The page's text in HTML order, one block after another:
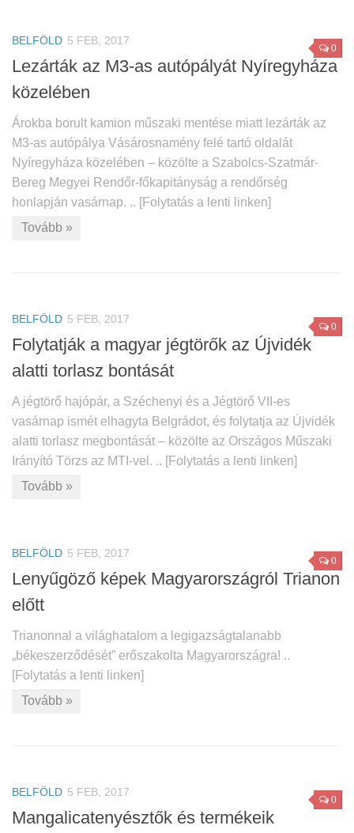
0
BELFÖLD 5 FEB, 2017
Lezárták az M3-as autópályát Nyíregyháza
közelében
Árokba borult kamion műszaki mentése miatt lezárták az
M3-as autópálya Vásárosnamény felé tartó oldalát
Nyíregyháza közelében – közölte a Szabolcs-Szatmár-
Bereg Megyei Rendőr-főkapitányság a rendőrség
honlapján vasárnap. .. [Folytatás a lenti linken]
Tovább »
0
BELFÖLD 5 FEB, 2017
Folytatják a magyar jégtörők az Újvidék
alatti torlasz bontását
A jégtörő hajópár, a Széchenyi és a Jégtörő VII-es
vasárnap ismét elhagyta Belgrádot, és folytatja az Újvidék
alatti torlasz megbontását – közölte az Országos Műszaki
Irányító Törzs az MTI-vel. .. [Folytatás a lenti linken]
Tovább »
0
BELFÖLD 5 FEB, 2017
Lenyűgöző képek Magyarországról Trianon
előtt
Trianonnal a világhatalom a legigazságtalanabb
„békeszerződését” erőszakolta Magyarországra! ..
[Folytatás a lenti linken]
Tovább »
0
BELFÖLD 5 FEB, 2017
Mangalicatenyésztők és termékeik